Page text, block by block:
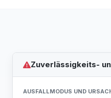
Zuverlässigkeits-
AUSFALLMODUS UND